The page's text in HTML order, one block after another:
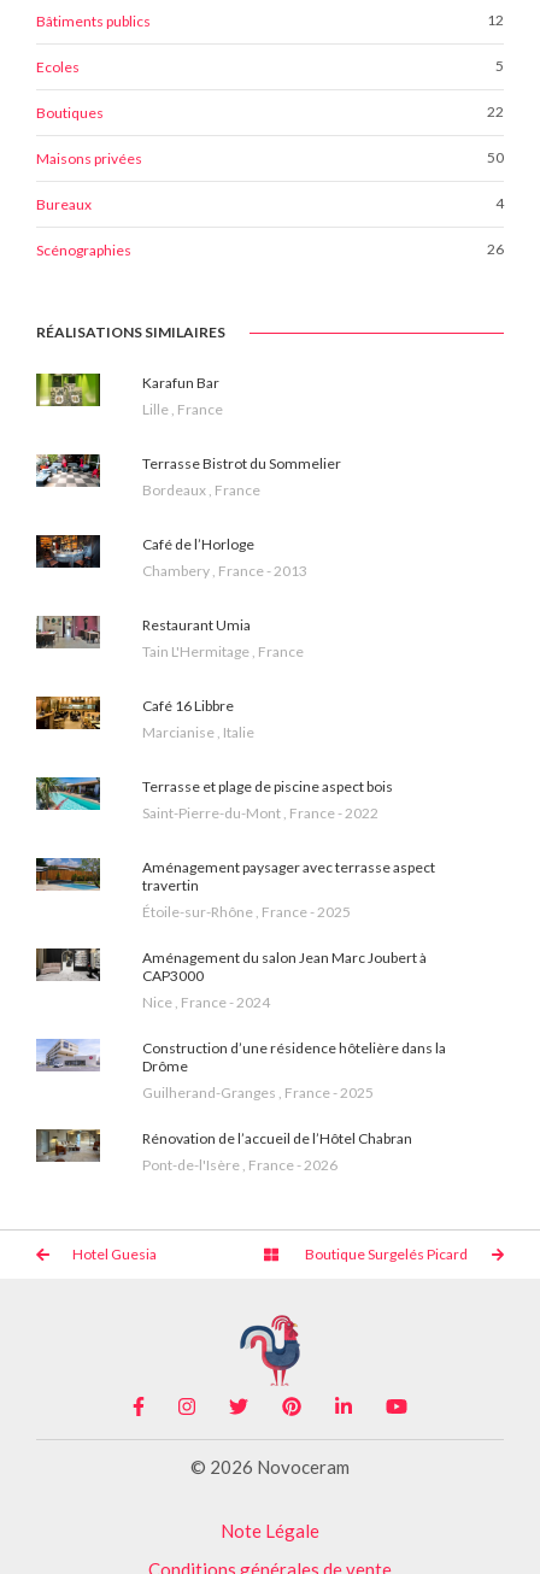
Bâtiments publics 12
Ecoles 5
Boutiques 22
Maisons privées 50
Bureaux 4
Scénographies 26
RÉALISATIONS SIMILAIRES
Karafun Bar
Lille , France
Terrasse Bistrot du Sommelier
Bordeaux , France
Café de l’Horloge
Chambery , France - 2013
Restaurant Umia
Tain L'Hermitage , France
Café 16 Libbre
Marcianise , Italie
Terrasse et plage de piscine aspect bois
Saint-Pierre-du-Mont , France - 2022
Aménagement paysager avec terrasse aspect
travertin
Étoile-sur-Rhône , France - 2025
Aménagement du salon Jean Marc Joubert à
CAP3000
Nice , France - 2024
Construction d’une résidence hôtelière dans la
Drôme
Guilherand-Granges , France - 2025
Rénovation de l’accueil de l’Hôtel Chabran
Pont-de-l'Isère , France - 2026
Hotel Guesia Boutique Surgelés Picard
© 2026 Novoceram
Note Légale